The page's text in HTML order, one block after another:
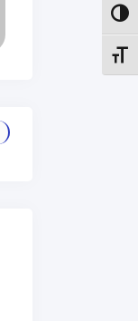
حالت کنتراست بالا
تنظیم اندازهٔ فونت